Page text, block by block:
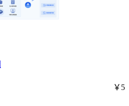
￥5